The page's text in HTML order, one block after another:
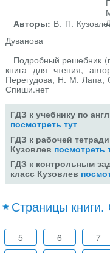
Авторы: В. П.
Дуванова
Подробный решебник
книга для чтения,
Перегудова, Н. М. Лапа,
Спиши.нет
ГДЗ к учебнику по
посмотреть тут
ГДЗ к рабочей
Кузовлев посмотреть
ГДЗ к контрольным
класс Кузовлев
Страницы
5 6 7